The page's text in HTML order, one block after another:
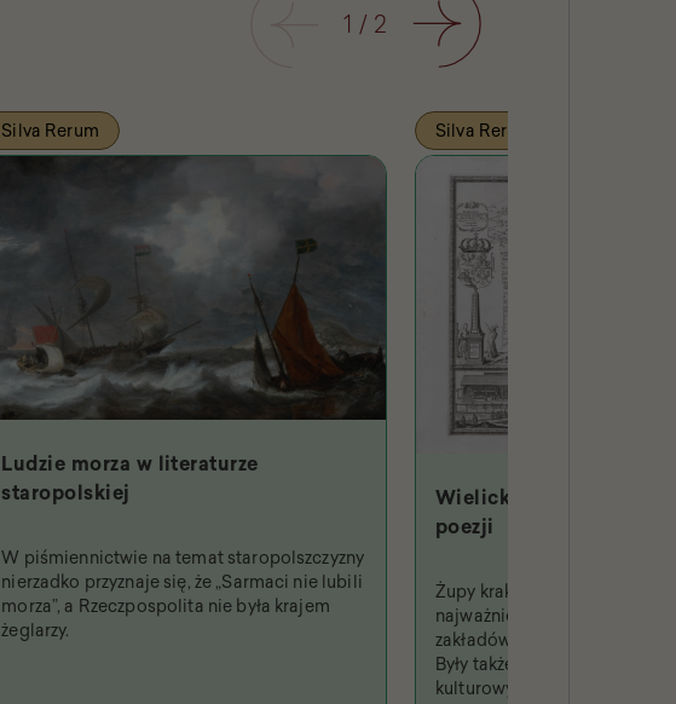
1 / 2 Następny
Silva Rerum
Ludzie morza w literaturze
staropolskiej
W piśmiennictwie na temat staropolszczyzny
nierzadko przyznaje się, że „Sarmaci nie lubili
morza”, a Rzeczpospolita nie była krajem
żeglarzy.
Silva Rerum
Wielicki Hades w
poezji
Żupy krakowskie były jednym
najważniejszych i
zakładów produkcyjnych w
Były także fenomenem
kulturowym, niejednokrotnie